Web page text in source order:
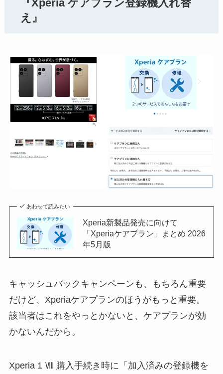
『Xperia ケアプラン登録機入れ替
え』
あわせて読みたい
Xperia新製品発売に向けて
「Xperiaケアプラン」まとめ 2026
年5月版
キャッシュバックキャンペーンも、もちろん重要
だけど、Xperiaケアプランのほうがもっと重要。
該当者はこれをやっとかないと、ケアプランが効
かないんだから。
Xperia 1 Ⅷ 購入手続き時に「加入済みの登録機を